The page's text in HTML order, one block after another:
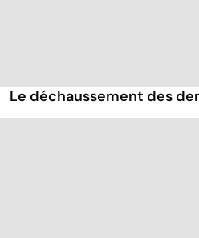
Le déchaussement des